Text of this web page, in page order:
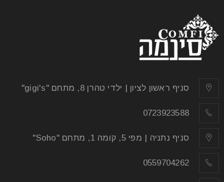
סניף ראשון לציון | ילדי טהרן 8, מתחם "gigi's"
0723923588
סניף נתניה | מפי 5, קומה 1, מתחם "Soho"
0559704262